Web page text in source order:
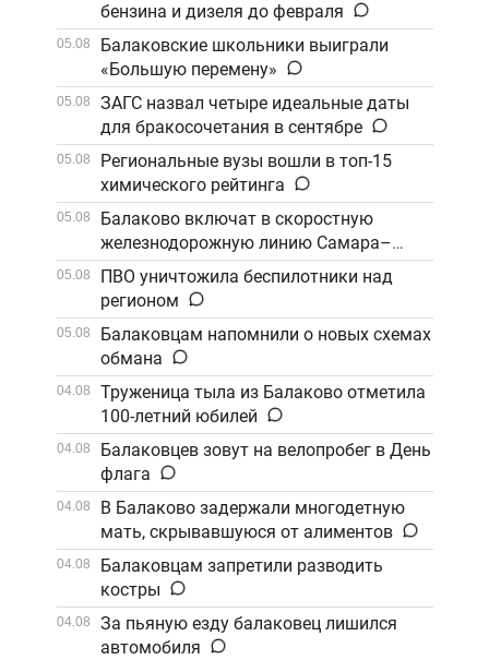
бензина и дизеля до февраля
05.08
Балаковские школьники выиграли
«Большую перемену»
05.08
ЗАГС назвал четыре идеальные даты
для бракосочетания в сентябре
05.08
Региональные вузы вошли в топ-15
химического рейтинга
05.08
Балаково включат в скоростную
железнодорожную линию Самара–
Саратов
05.08
ПВО уничтожила беспилотники над
регионом
05.08
Балаковцам напомнили о новых схемах
обмана
04.08
Труженица тыла из Балаково отметила
100-летний юбилей
04.08
Балаковцев зовут на велопробег в День
флага
04.08
В Балаково задержали многодетную
мать, скрывавшуюся от алиментов
04.08
Балаковцам запретили разводить
костры
04.08
За пьяную езду балаковец лишился
автомобиля